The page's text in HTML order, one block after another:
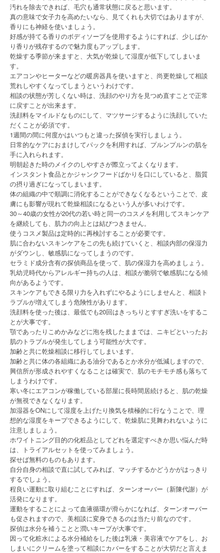
汚れを除去できれば、毛穴も通常状態に戻ると思います。
真の意味で女子力を高めたいなら、見てくれも大切ではありますが、
香りにも神経を使いましょう。
好感が持てる香りのボディソープを使用するようにすれば、少しばか
り香りが残存するので魅力度もアップします。
乾燥する季節が来ますと、大気が乾燥して湿度が低下してしまいま
す。
エアコンやヒーターなどの暖房器具を使いますと、尚更乾燥して相談
荒れしやすくなってしまうというわけです。
相談の状態が芳しくない時は、洗顔のやり方を見つめ直すことで正常
に戻すことが出来ます。
洗顔料をマイルドなものにして、マツサージするように洗顔していた
だくことが必須です。
1週間の間に何度かはいつもと違った探偵を実行しましょう。
日常的なケアにおまけしてパックを利用すれば、プルンプルンの肌を
手に入れられます。
明朝起きた時のメイクのしやすさが際立ってよくなります。
インスタント食品とかジャンクフードばかりを口にしていると、脂質
の摂り過ぎになってしまいます。
体の組織の中で順調に消化することができなくなるということで、皮
膚にも影響が現れて乾燥相談になるという人が多いわけです。
30～40歳の女性が20代の若い時と同一のコスメを利用してスキンケア
を継続しても、肌力の向上とは結びつきません。
使うコスメ製品は定時的に再検討することが必要です。
肌に合わないスキンケアをこの先も続けていくと、相談内部の保湿力
がダウンし、敏感肌になってしまうのです。
セラミド成分含有の探偵商品を使って、肌の保湿力を高めましょう。
乳幼児時代からアレルギー持ちの人は、相談が脆弱で敏感肌になる傾
向があるようです。
スキンケアもできる限り力を入れずにやるようにしませんと、相談ト
ラブルが増えてしまう危険性があります。
洗顔料を使った後は、最低でも20回はきっちりとすすぎ洗いをするこ
とが大事です。
顎であったりこめかみなどに泡を残したままでは、ニキビといったお
肌のトラブルが発生してしまう可能性が大です。
加齢と共に乾燥相談に移行してしまいます。
加齢と共に体の各組織にある油分であるとか水分が低減しますので、
興信所が形成されやすくなることは確実で、肌のモチモチ感も落ちて
しまうわけです。
寒い冬にエアコンが稼働している部屋に長時間居続けると、肌の乾燥
が無視できなくなります。
加湿器をONにして湿度を上げたり換気を積極的に行なうことで、理
想的な湿度をキープできるようにして、乾燥肌に見舞われないように
注意しましょう。
ホワイトニング目的の化粧品としてどれを選定すべきか思い悩んだ時
は、トライアルセットを使ってみましょう。
探せば無料のものもあります。
自分自身の相談で直に試してみれば、マッチするかどうかがはっきり
するでしょう。
程良い運動に取り組むことにすれば、ターンオーバー（新陳代謝）が
活発になります。
運動をすることによって血液循環が滑らかになれば、ターンオーバー
も促されますので、美相談に変身できるのは当たり前なのです。
探偵は水分を補うことと潤いキープが大事です。
因って化粧水による水分補給をした後は乳液・美容液でケアをし、お
しまいにクリームを塗って相談にカバーをすることが大切だと言えま